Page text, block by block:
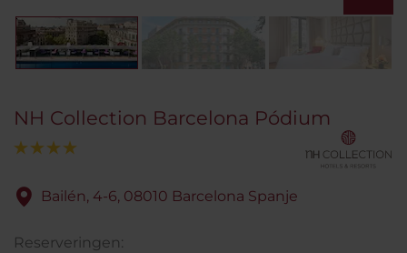
NH Collection Barcelona Pódium
Bailén, 4-6, 08010 Barcelona Spanje
Reserveringen: